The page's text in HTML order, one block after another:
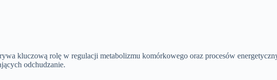
kluczową rolę w regulacji metabolizmu komórkowego oraz procesów
odchudzanie.